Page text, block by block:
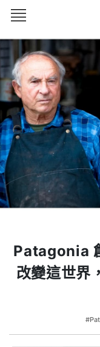
Patagonia
改變這世界